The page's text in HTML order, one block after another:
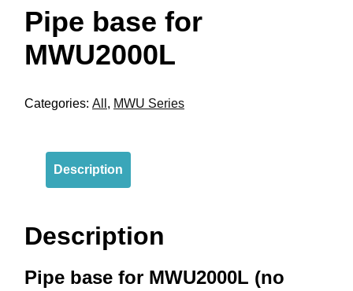
Pipe base for
MWU2000L
Categories: All , MWU Series
Description
Description
Pipe base for MWU2000L (no